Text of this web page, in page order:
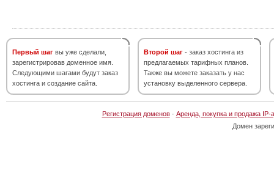
Первый шаг вы уже сделали,
зарегистрировав доменное имя.
Следующими шагами будут заказ
хостинга и создание сайта.
Второй шаг - заказ хостинга из
предлагаемых тарифных планов.
Также вы можете заказать у нас
установку выделенного сервера.
Регистрация доменов· Аренда, покупка и продажа IP-
Домен